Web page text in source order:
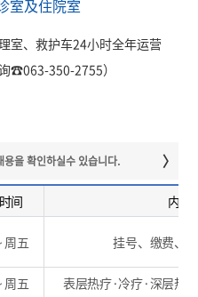
室及住院室
室、救护车24小时全年运营
☎063-350-2755）
间 内容
周五 挂号、缴费、
周五
表层热疗·冷疗·深层热